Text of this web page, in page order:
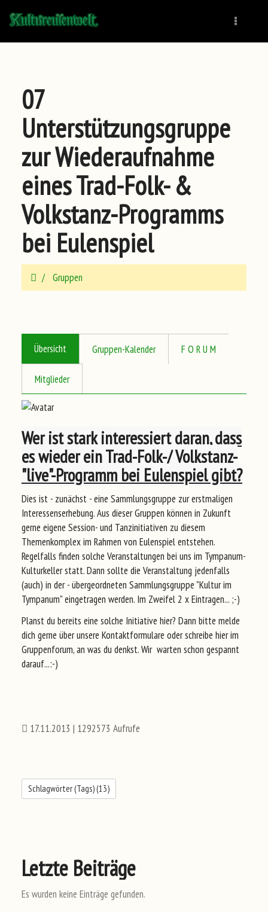
07
Unterstützungsgruppe
zur Wiederaufnahme
eines Trad-Folk- &
Volkstanz-Programms
bei Eulenspiel
Gruppen
Übersicht Gruppen-Kalender F O R U M
Mitglieder
Wer ist stark interessiert daran, dass
es wieder ein Trad-Folk-/ Volkstanz-
"live"-Programm bei Eulenspiel gibt?
Dies ist - zunächst - eine Sammlungsgruppe zur erstmaligen
Interessenserhebung. Aus dieser Gruppen können in Zukunft
gerne eigene Session- und Tanzinitiativen zu diesem
Themenkomplex im Rahmen von Eulenspiel entstehen.
Regelfalls finden solche Veranstaltungen bei uns im Tympanum-
Kulturkeller statt. Dann sollte die Veranstaltung jedenfalls
(auch) in der - übergeordneten Sammlungsgruppe "Kultur im
Tympanum" eingetragen werden. Im Zweifel 2 x Eintragen... ;-)
Planst du bereits eine solche Initiative hier? Dann bitte melde
dich gerne über unsere Kontaktformulare oder schreibe hier im
Gruppenforum, an was du denkst. Wir warten schon gespannt
darauf...:-)
17.11.2013 | 1292573 Aufrufe
Schlagwörter (Tags) (13)
Letzte Beiträge
Es wurden keine Einträge gefunden.